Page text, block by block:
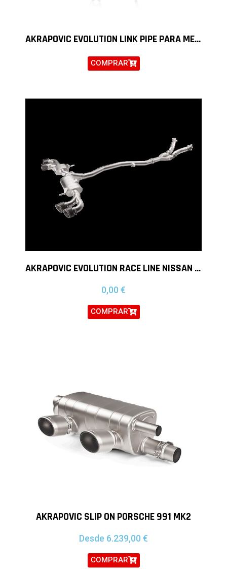
AKRAPOVIC EVOLUTION LINK PIPE PARA MERCEDES AMG A45S
COMPRAR
AKRAPOVIC EVOLUTION RACE LINE NISSAN GTR R35
0,00 €
COMPRAR
AKRAPOVIC SLIP ON PORSCHE 991 MK2
Desde 6.239,00 €
COMPRAR